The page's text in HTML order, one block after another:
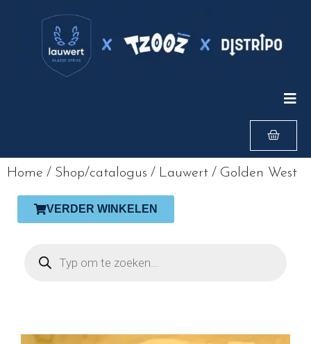
Home / Shop/catalogus / Lauwert / Golden West
VERDER WINKELEN